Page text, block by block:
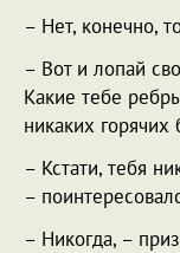
– Нет, конечно,
– Вот и лопай
Какие тебе
никаких
– Кстати, тебя
–
– Никогда, –